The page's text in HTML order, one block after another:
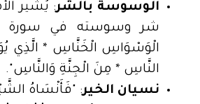
الوسوسة بالشر: يُشير
شر وسوسته في سورة
الْوَسْوَاسِ الْخَنَّاسِ *
النَّاسِ * مِنَ الْجِنَّةِ وَالنَّاسِ".
نسيان الخير: "فَأَنْسَاهُ